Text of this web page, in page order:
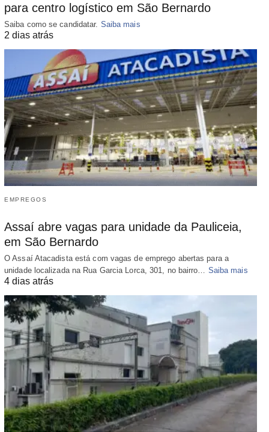
para centro logístico em São Bernardo
Saiba como se candidatar. Saiba mais
2 dias atrás
EMPREGOS
Assaí abre vagas para unidade da Pauliceia,
em São Bernardo
O Assaí Atacadista está com vagas de emprego abertas para a
unidade localizada na Rua Garcia Lorca, 301, no bairro… Saiba mais
4 dias atrás